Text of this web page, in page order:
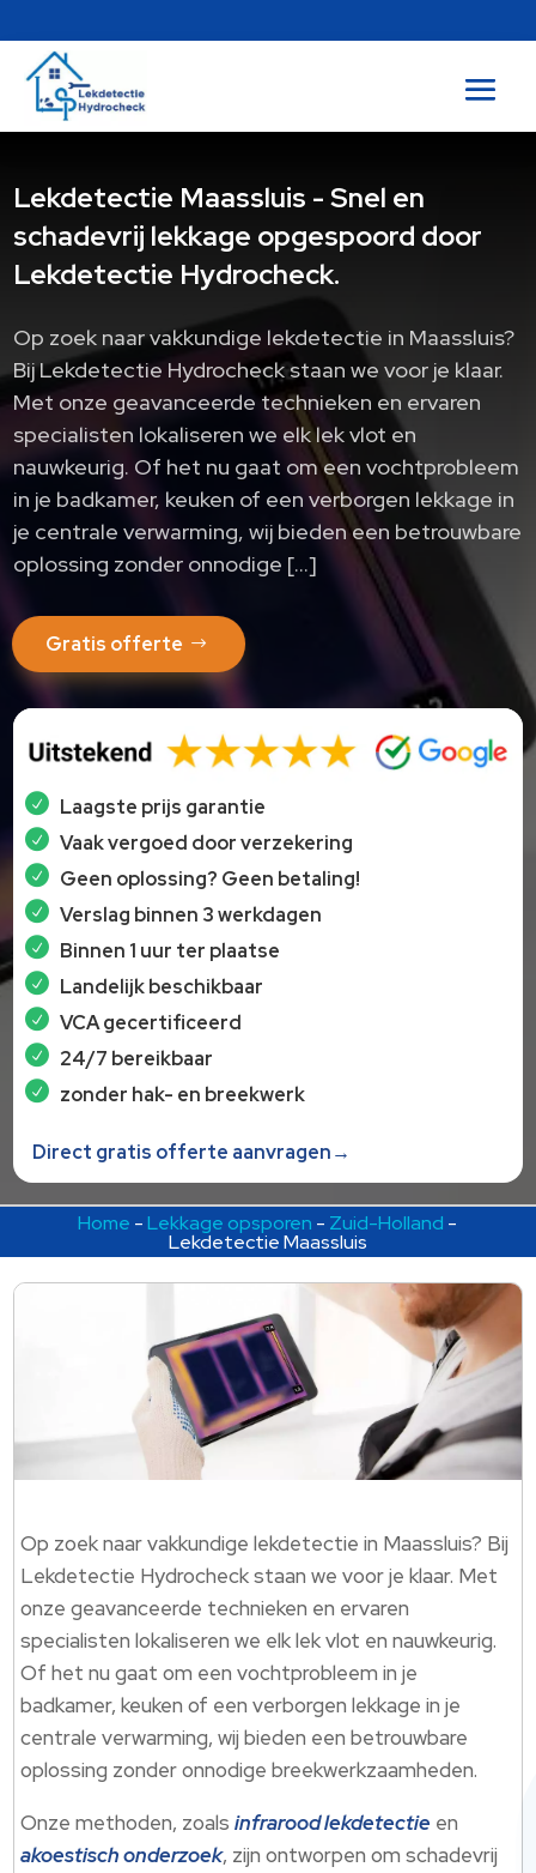
Lekdetectie Maassluis - Snel en
schadevrij lekkage opgespoord door
Lekdetectie Hydrocheck.
Op zoek naar vakkundige lekdetectie in Maassluis?
Bij Lekdetectie Hydrocheck staan we voor je klaar.
Met onze geavanceerde technieken en ervaren
specialisten lokaliseren we elk lek vlot en
nauwkeurig. Of het nu gaat om een vochtprobleem
in je badkamer, keuken of een verborgen lekkage in
je centrale verwarming, wij bieden een betrouwbare
oplossing zonder onnodige […]
Gratis offerte
Laagste prijs garantie
Vaak vergoed door verzekering
Geen oplossing? Geen betaling!
Verslag binnen 3 werkdagen
Binnen 1 uur ter plaatse
Landelijk beschikbaar
VCA gecertificeerd
24/7 bereikbaar
zonder hak- en breekwerk
Direct gratis offerte aanvragen→
Home -Lekkage opsporen - Zuid-Holland -
Lekdetectie Maassluis
Op zoek naar vakkundige lekdetectie in Maassluis? Bij
Lekdetectie Hydrocheck staan we voor je klaar. Met
onze geavanceerde technieken en ervaren
specialisten lokaliseren we elk lek vlot en nauwkeurig.
Of het nu gaat om een vochtprobleem in je
badkamer, keuken of een verborgen lekkage in je
centrale verwarming, wij bieden een betrouwbare
oplossing zonder onnodige breekwerkzaamheden.
Onze methoden, zoalsinfrarood lekdetectie en
akoestisch onderzoek, zijn ontworpen om schadevrij